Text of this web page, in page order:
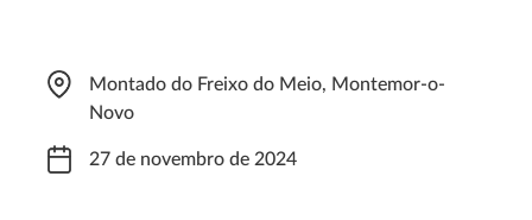
Montado do Freixo do Meio, Montemor-o-
Novo
27 de novembro de 2024